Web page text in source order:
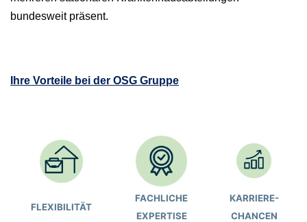
bundesweit präsent.
Ihre Vorteile bei der OSG Gruppe
FLEXIBILITÄT
FACHLICHE
EXPERTISE
KARRIERE-
CHANCEN